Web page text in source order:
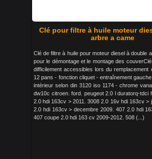
Clé pour filtre à huile moteur
arbre a came
Clé de filtre à huile pour moteur diesel à double
pour le démontage et le montage des
difficilement accessibles lors du remplacement
12 pans - fonction cliquet - entraînement
intérieur selon din 3120 iso 1174 - chrome
dw10c citroen. ford. peugeot 2.0 l duratorq-tdci
2.0 hdi 163cv > 2011. 3008 2.0 16v hdi 163cv >
2.0 hdi 163cv > decembre 2009. 407 2.0 hdi
407 coupe 2.0 hdi 163 cv 2009-2012. 508 (...)